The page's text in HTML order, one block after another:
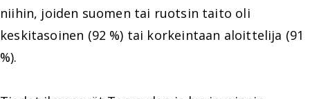
niihin, joiden suomen tai ruotsin taito oli
keskitasoinen (92 %) tai korkeintaan aloittelija (91
%).